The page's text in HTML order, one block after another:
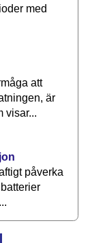
med
att
är
visar...
påverka